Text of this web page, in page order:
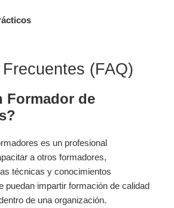
(FAQ)
Formador de
es un profesional
a otros formadores,
técnicas y conocimientos
puedan impartir formación de calidad
de una organización.